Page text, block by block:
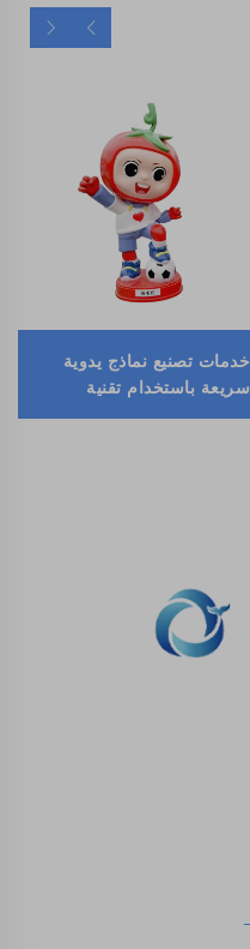
خدمات تصنيع نماذج يدوية
سريعة باستخدام تقنية
الطباعة ثلاثية الأبعاد SLA